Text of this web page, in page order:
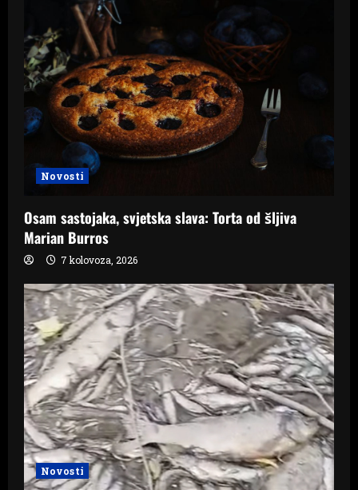
Novosti
Osam sastojaka, svjetska slava: Torta od šljiva
Marian Burros
7 kolovoza, 2026
Novosti